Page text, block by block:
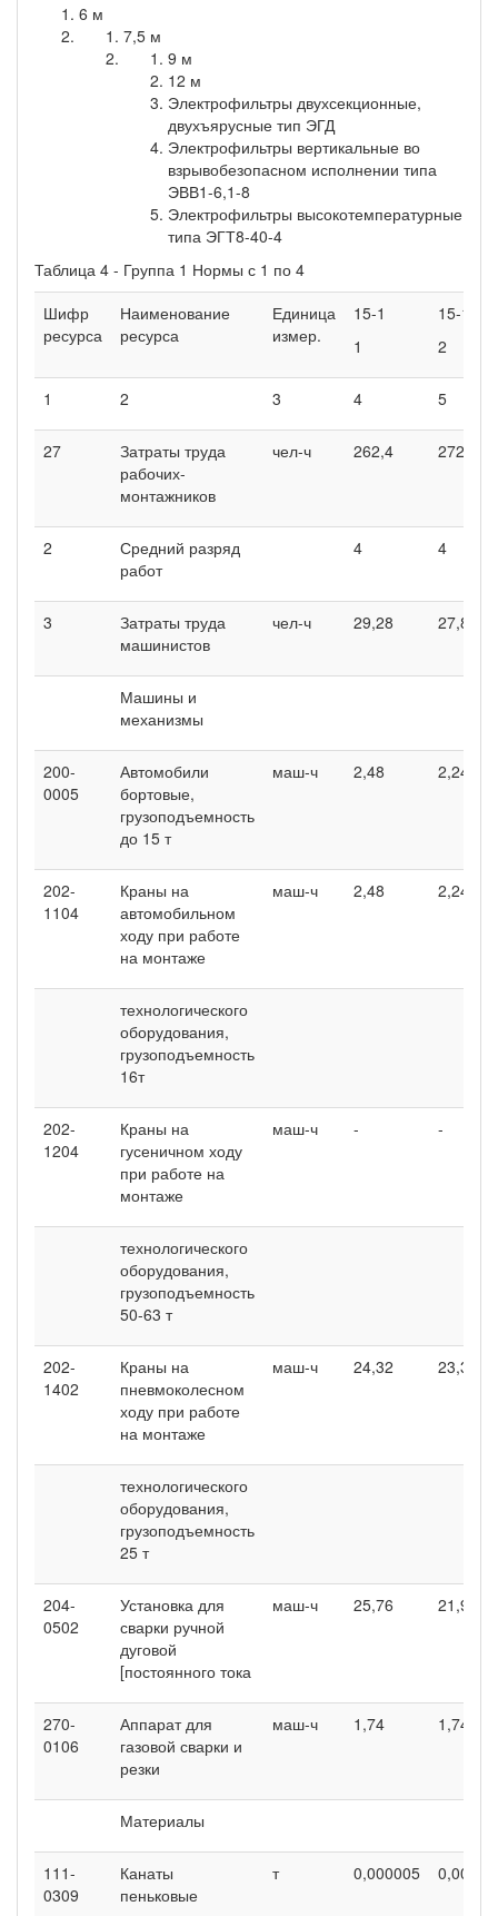
6 м
7,5 м
9 м
12 м
Электрофильтры двухсекционные,
двухъярусные тип ЭГД
Электрофильтры вертикальные во
взрывобезопасном исполнении типа
ЭВВ1-6,1-8
Электрофильтры высокотемпературные
типа ЭГТ8-40-4
Таблица 4 - Группа 1 Нормы с 1 по 4
Шифр
ресурса
Наименование
ресурса
Единица
измер.
15-1
1
15-1
2
1 2 3 4 5
27
Затраты труда
рабочих-
монтажников
чел-ч 262,4 272
2
Средний разряд
работ
4 4
3
Затраты труда
машинистов
чел-ч 29,28 27,84
Машины и
механизмы
200-
0005
Автомобили
бортовые,
грузоподъемность
до 15 т
маш-ч 2,48 2,24
202-
1104
Краны на
автомобильном
ходу при работе
на монтаже
маш-ч 2,48 2,24
технологического
оборудования,
грузоподъемность
16т
202-
1204
Краны на
гусеничном ходу
при работе на
монтаже
маш-ч - -
технологического
оборудования,
грузоподъемность
50-63 т
202-
1402
Краны на
пневмоколесном
ходу при работе
на монтаже
маш-ч 24,32 23,36
технологического
оборудования,
грузоподъемность
25 т
204-
0502
Установка для
сварки ручной
дуговой
[постоянного тока
маш-ч 25,76 21,92
270-
0106
Аппарат для
газовой сварки и
резки
маш-ч 1,74 1,74
Материалы
111-
0309
Канаты
пеньковые
т 0,000005